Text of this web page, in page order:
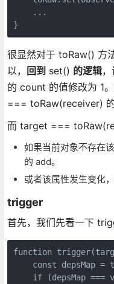
    ...
}
很显然对于 toRaw() 方
以， 回到 set() 的逻辑，
的 count 的值修改为 1
=== toRaw(receiver) 的
而 target ===
如果当前对象不存在
的 add。
或者该属性发生变化
trigger
首先，我们先看一下
function
const depsMap =
if (depsMap ===